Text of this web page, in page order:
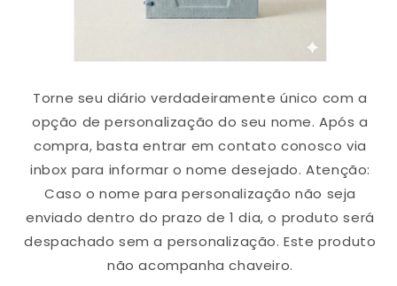
Torne seu diário verdadeiramente único com a
opção de personalização do seu nome. Após a
compra, basta entrar em contato conosco via
inbox para informar o nome desejado.Atenção:
Caso o nome para personalização não seja
enviado dentro do prazo de 1 dia, o produto será
despachado sem a personalização. Este produto
não acompanha chaveiro.